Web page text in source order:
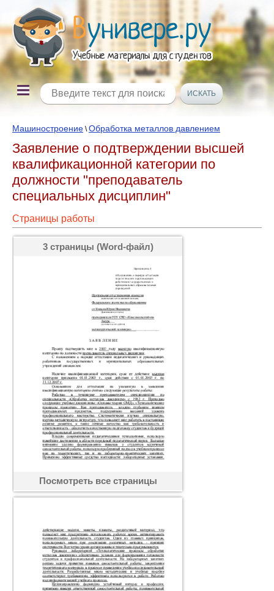
Машиностроение \Обработка металлов давлением
Заявление о подтверждении высшей
квалификационной категории по
должности "преподаватель
специальных дисциплин"
Страницы работы
3 страницы (Word-файл)
Посмотреть все страницы